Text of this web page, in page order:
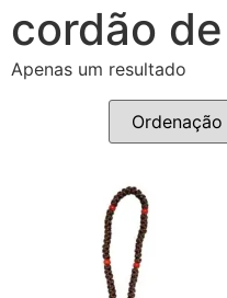
cordão
Apenas um resultado